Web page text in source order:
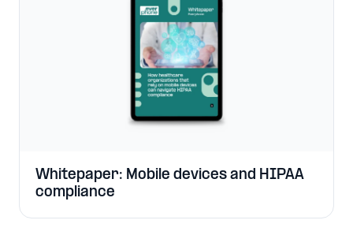
Whitepaper: Mobile devices and HIPAA
compliance